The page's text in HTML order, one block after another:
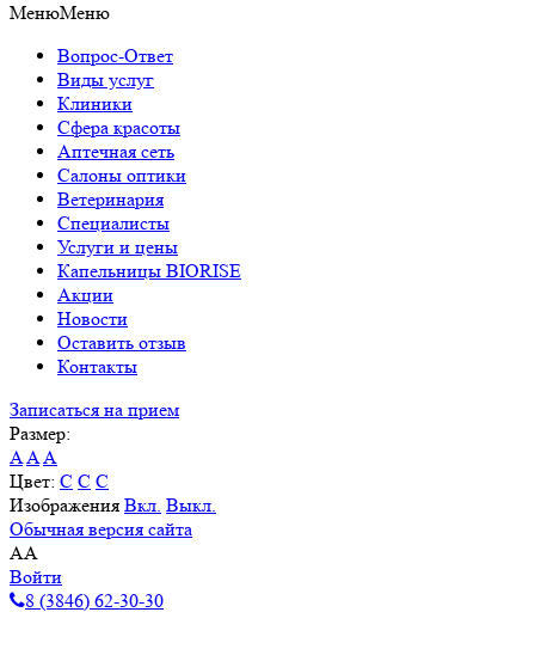
МенюМеню
Вопрос-Ответ
Виды услуг
Клиники
Сфера красоты
Аптечная сеть
Салоны оптики
Ветеринария
Специалисты
Услуги и цены
Капельницы BIORISE
Акции
Новости
Оставить отзыв
Контакты
Записаться на прием
Размер:
AAA
Цвет: C C C
Изображения Вкл. Выкл.
Обычная версия сайта
AA
Войти
8 (3846) 62-30-30